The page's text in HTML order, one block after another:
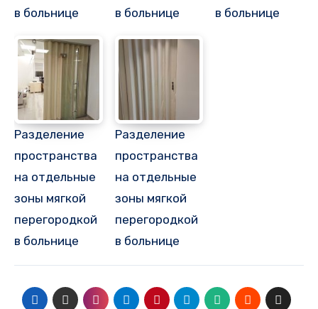
в больнице
в больнице
в больнице
Разделение
пространства
на отдельные
зоны мягкой
перегородкой
в больнице
Разделение
пространства
на отдельные
зоны мягкой
перегородкой
в больнице